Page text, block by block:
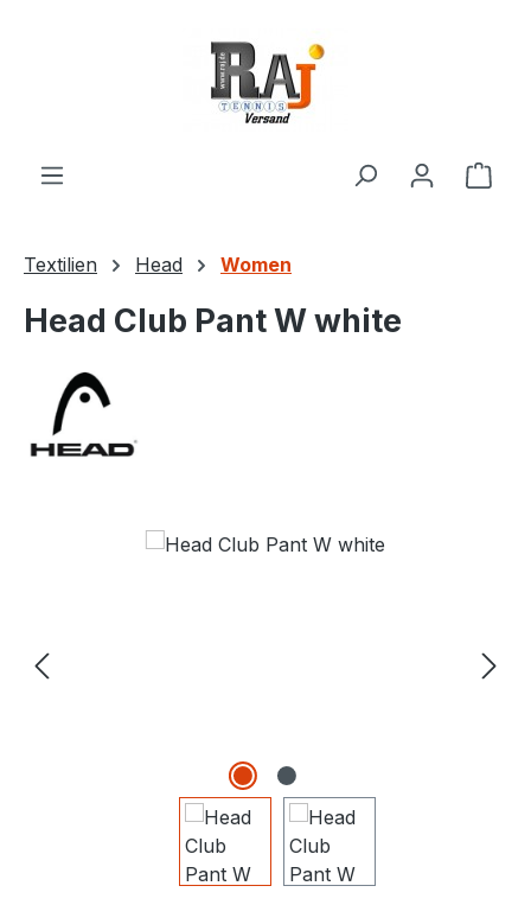
Textilien Head Women
Head Club Pant W white
Bildergalerie überspringen